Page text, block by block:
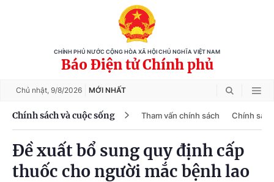
CHÍNH PHỦ NƯỚC CỘNG HÒA XÃ HỘI CHỦ NGHĨA VIỆT NAM
Báo Điện tử Chính phủ
Chủ nhật, 9/8/2026 MỚI NHẤT
Chính sách và cuộc sống Tham vấn chính sách Chính
Đề xuất bổ sung quy định cấp
thuốc cho người mắc bệnh lao